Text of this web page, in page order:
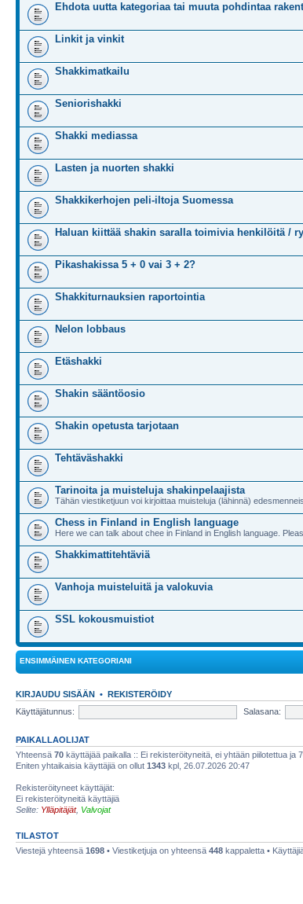
Ehdota uutta kategoriaa tai muuta pohdintaa
Linkit ja vinkit
Shakkimatkailu
Seniorishakki
Shakki mediassa
Lasten ja nuorten shakki
Shakkikerhojen peli-iltoja Suomessa
Haluan kiittää shakin saralla toimivia henkilöitä /
Pikashakissa 5 + 0 vai 3 + 2?
Shakkiturnauksien raportointia
Nelon lobbaus
Etäshakki
Shakin sääntöosio
Shakin opetusta tarjotaan
Tehtäväshakki
Tarinoita ja muisteluja shakinpelaajista
Tähän viestiketjuun voi kirjoittaa muisteluja (lähinnä)
Chess in Finland in English language
Here we can talk about chee in Finland in English language.
Shakkimattitehtäviä
Vanhoja muisteluitä ja valokuvia
SSL kokousmuistiot
ENSIMMÄINEN KATEGORIANI
KIRJAUDU SISÄÄN • REKISTERÖIDY
Käyttäjätunnus:
Salasana:
PAIKALLAOLIJAT
Yhteensä 70 käyttäjää paikalla :: Ei rekisteröityneitä, ei yhtään piilotettua ja
Eniten yhtaikaisia käyttäjiä on ollut 1343 kpl, 26.07.2026 20:47
Rekisteröityneet käyttäjät:
Ei rekisteröityneitä käyttäjiä
Selite: Ylläpitäjät, Valvojat
TILASTOT
Viestejä yhteensä 1698 • Viestiketjuja on yhteensä 448 kappaletta •